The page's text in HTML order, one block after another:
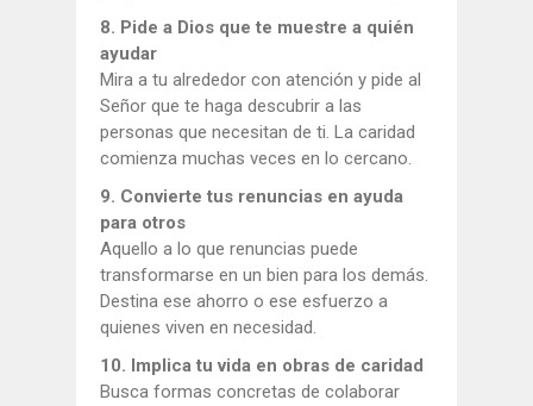
8. Pide a Dios que te muestre a quién
ayudar
Mira a tu alrededor con atención y pide al
Señor que te haga descubrir a las
personas que necesitan de ti. La caridad
comienza muchas veces en lo cercano.
9. Convierte tus renuncias en ayuda
para otros
Aquello a lo que renuncias puede
transformarse en un bien para los demás.
Destina ese ahorro o ese esfuerzo a
quienes viven en necesidad.
10. Implica tu vida en obras de caridad
Busca formas concretas de colaborar